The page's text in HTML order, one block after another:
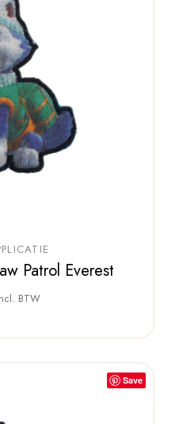
Patrol Everest
BTW
Save